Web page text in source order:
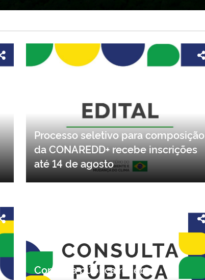
Processo seletivo para composição
da CONAREDD+ recebe inscrições